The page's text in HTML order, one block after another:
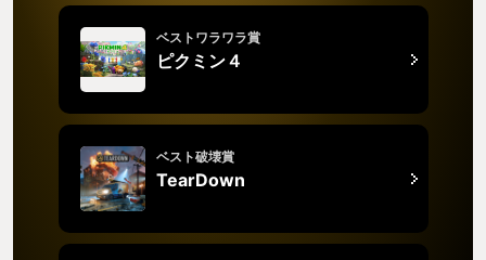
ベストワラワラ賞
ピクミン４
ベスト破壊賞
TearDown